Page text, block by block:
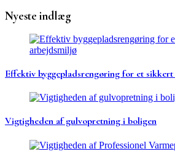
Nyeste indlæg
Effektiv byggepladsrengøring for et
Vigtigheden af gulvopretning i boligen